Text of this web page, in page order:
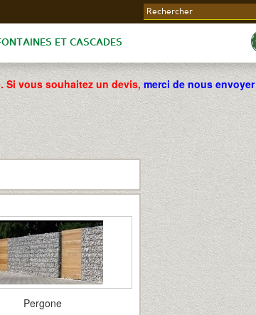
ET CASCADES
Si vous souhaitez un devis,merci de nous
Pergone